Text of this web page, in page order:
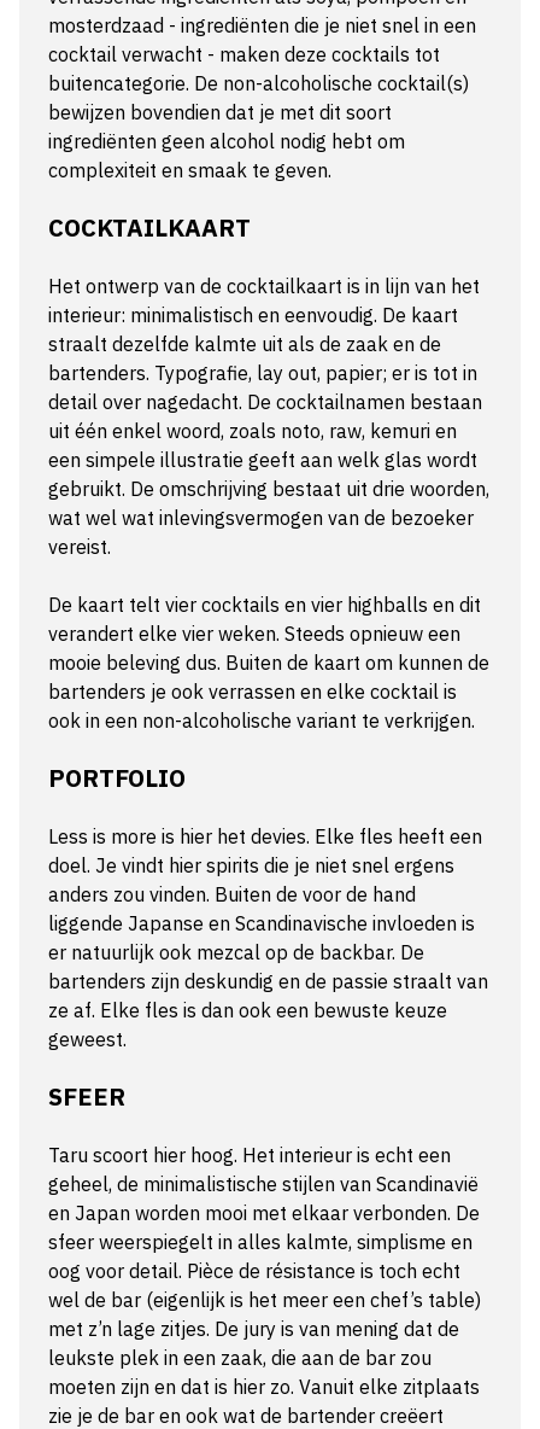
mosterdzaad - ingrediënten die je niet snel in een
cocktail verwacht - maken deze cocktails tot
buitencategorie. De non-alcoholische cocktail(s)
bewijzen bovendien dat je met dit soort
ingrediënten geen alcohol nodig hebt om
complexiteit en smaak te geven.
COCKTAILKAART
Het ontwerp van de cocktailkaart is in lijn van het
interieur: minimalistisch en eenvoudig. De kaart
straalt dezelfde kalmte uit als de zaak en de
bartenders. Typografie, lay out, papier; er is tot in
detail over nagedacht. De cocktailnamen bestaan
uit één enkel woord, zoals noto, raw, kemuri en
een simpele illustratie geeft aan welk glas wordt
gebruikt. De omschrijving bestaat uit drie woorden,
wat wel wat inlevingsvermogen van de bezoeker
vereist.
De kaart telt vier cocktails en vier highballs en dit
verandert elke vier weken. Steeds opnieuw een
mooie beleving dus. Buiten de kaart om kunnen de
bartenders je ook verrassen en elke cocktail is
ook in een non-alcoholische variant te verkrijgen.
PORTFOLIO
Less is more is hier het devies. Elke fles heeft een
doel. Je vindt hier spirits die je niet snel ergens
anders zou vinden. Buiten de voor de hand
liggende Japanse en Scandinavische invloeden is
er natuurlijk ook mezcal op de backbar. De
bartenders zijn deskundig en de passie straalt van
ze af. Elke fles is dan ook een bewuste keuze
geweest.
SFEER
Taru scoort hier hoog. Het interieur is echt een
geheel, de minimalistische stijlen van Scandinavië
en Japan worden mooi met elkaar verbonden. De
sfeer weerspiegelt in alles kalmte, simplisme en
oog voor detail. Pièce de résistance is toch echt
wel de bar (eigenlijk is het meer een chef’s table)
met z’n lage zitjes. De jury is van mening dat de
leukste plek in een zaak, die aan de bar zou
moeten zijn en dat is hier zo. Vanuit elke zitplaats
zie je de bar en ook wat de bartender creëert